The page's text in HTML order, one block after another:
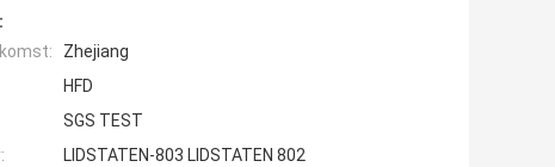
Zhejiang
HFD
SGS TEST
LIDSTATEN-803 LIDSTATEN 802